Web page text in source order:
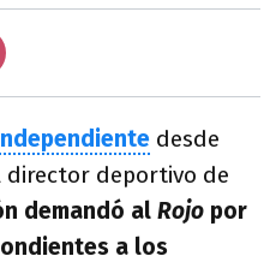
desde
director deportivo de
demandó al Rojo por
a los